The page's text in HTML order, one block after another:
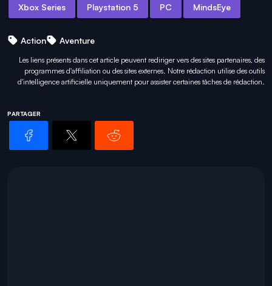
Xbox Series Playstation 5 PC MindsEye
Action Aventure
Les liens présents dans cet article peuvent rediriger vers des sites partenaires, des
programmes d'affiliation ou des sites externes. Notre rédaction utilise des outils
d'intelligence artificielle uniquement pourassister certaines tâches de rédaction.
PARTAGER